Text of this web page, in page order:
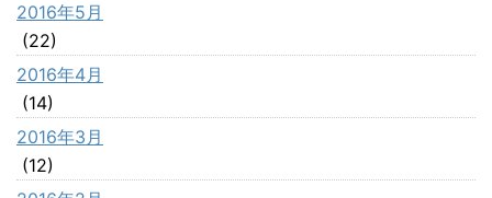
2016年5月
(22)
2016年4月
(14)
2016年3月
(12)